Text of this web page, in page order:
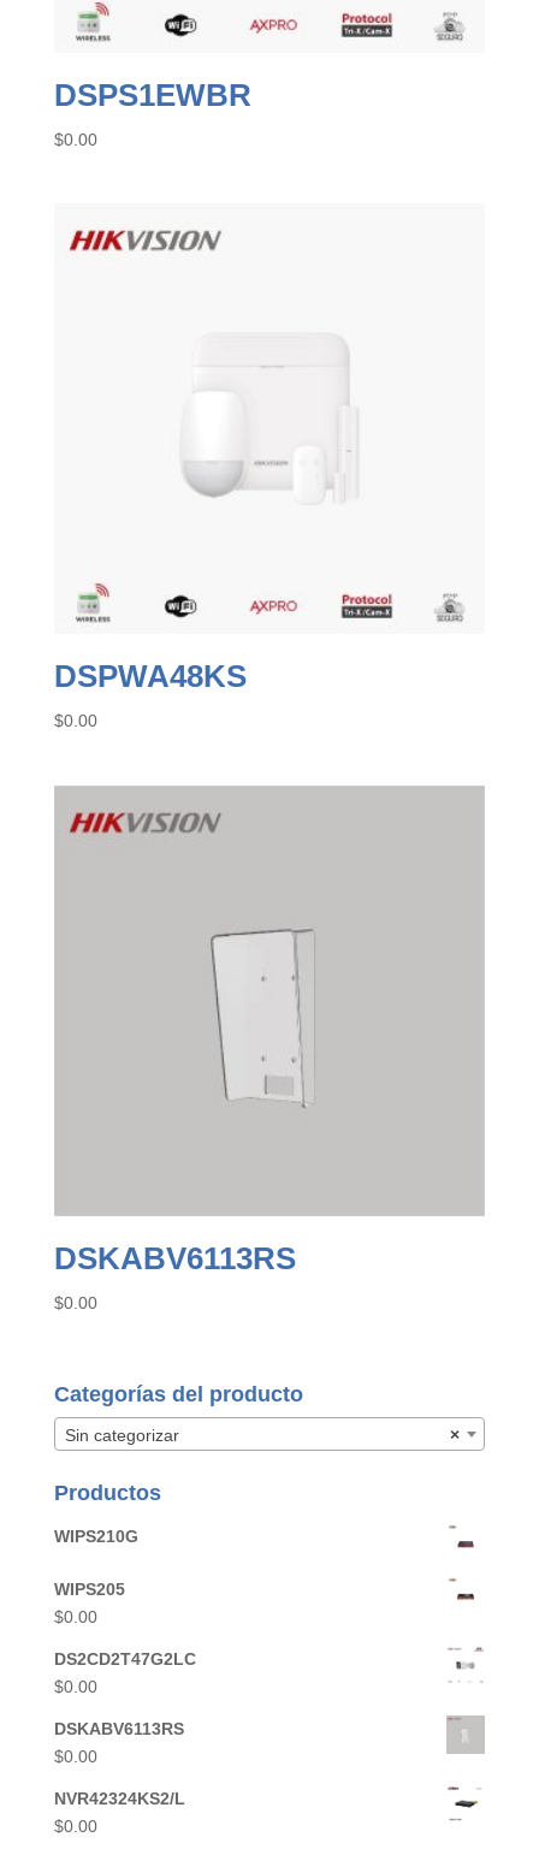
DSPS1EWBR
$0.00
DSPWA48KS
$0.00
DSKABV6113RS
$0.00
Categorías del producto
×
Sin categorizar
Productos
WIPS210G
WIPS205
$0.00
DS2CD2T47G2LC
$0.00
DSKABV6113RS
$0.00
NVR42324KS2/L
$0.00